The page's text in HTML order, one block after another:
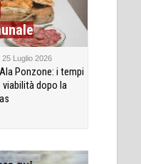
25 Luglio 2026
Ponzone: i tempi
dopo la